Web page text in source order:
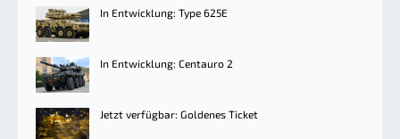
In Entwicklung: Type 625E
In Entwicklung: Centauro 2
Jetzt verfügbar: Goldenes Ticket